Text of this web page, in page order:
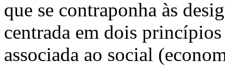
que se contraponha às
centrada em dois
associada ao social